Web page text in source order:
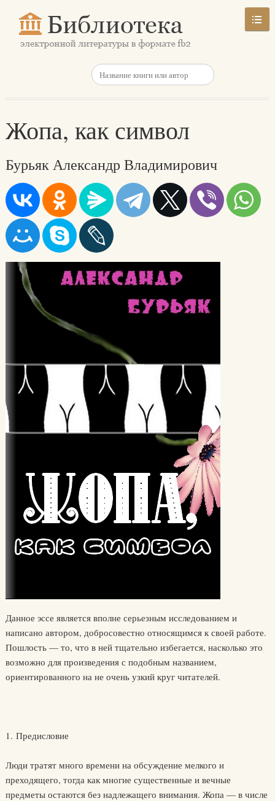
Жопа, как символ
Бурьяк Александр Владимирович
Данное эссе является вполне серьезным исследованием и
написано автором, добросовестно относящимся к своей работе.
Пошлость — то, что в ней тщательно избегается, насколько это
возможно для произведения с подобным названием,
ориентированного на не очень узкий круг читателей.
1. Предисловие
Люди тратят много времени на обсуждение мелкого и
преходящего, тогда как многие существенные и вечные
предметы остаются без надлежащего внимания. Жопа — в числе